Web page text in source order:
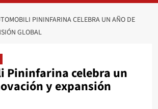
PININFARINA CELEBRA UN AÑO DE
GLOBAL
Pininfarina celebra un
y expansión